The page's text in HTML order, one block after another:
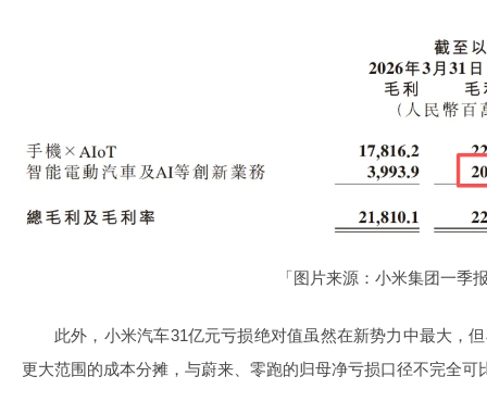
「图片来源：小米集团一季
此外，小米汽车31亿元亏损绝对值虽然在新势力中最大，
更大范围的成本分摊，与蔚来、零跑的归母净亏损口径不完全可